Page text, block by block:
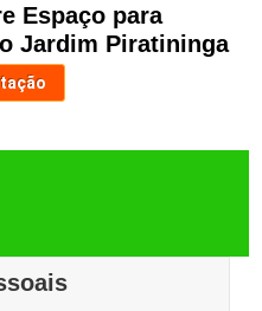
Espaço para
Jardim Piratininga